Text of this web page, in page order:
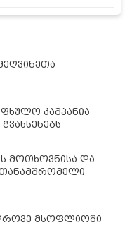
კამპანია
მოთხოვნისა და
თანამშრომელი
მსოფლიოში